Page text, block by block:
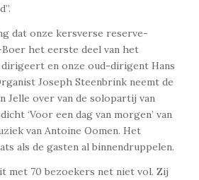
dat onze kersverse reserve-
het eerste deel van het
en onze oud-dirigent Hans
Joseph Steenbrink neemt de
Jelle over van de solopartij van
‘Voor een dag van morgen’ van
van Antoine Oomen. Het
als de gasten al binnendruppelen.
met 70 bezoekers net niet vol. Zij